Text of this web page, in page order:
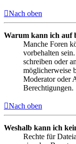
Nach oben
Warum kann ich auf
Manche Foren
vorbehalten
schreiben oder
möglicherweise
Moderator oder
Berechtigungen.
Nach oben
Weshalb kann ich
Rechte für